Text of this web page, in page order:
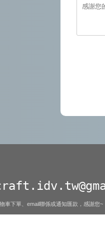
感謝
車下單、email聯係或通知匯款，感謝您~